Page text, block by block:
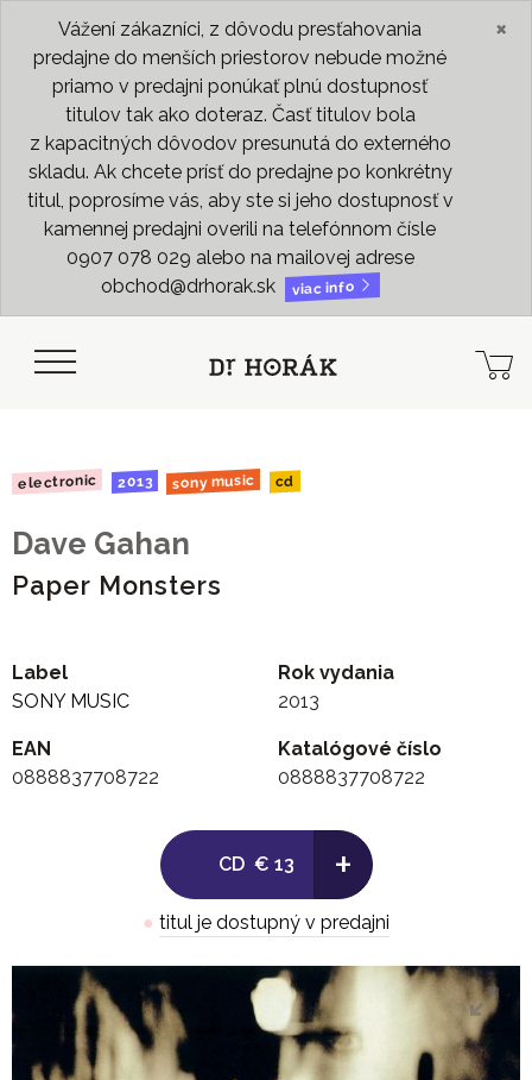
Vážení zákazníci, z dôvodu presťahovania
predajne do menších priestorov nebude možné
priamo v predajni ponúkať plnú dostupnosť
titulov tak ako doteraz. Časť titulov bola
z kapacitných dôvodov presunutá do externého
skladu. Ak chcete prísť do predajne po konkrétny
titul, poprosíme vás, aby ste si jeho dostupnosť v
kamennej predajni overili na telefónnom čísle
0907 078 029 alebo na mailovej adrese
obchod@drhorak.sk
viac info
×
electronic 2013 sony music cd
Dave Gahan
Paper Monsters
Label
SONY MUSIC
Rok vydania
2013
EAN
0888837708722
Katalógové číslo
0888837708722
CD € 13 +
● titul je dostupný v predajni